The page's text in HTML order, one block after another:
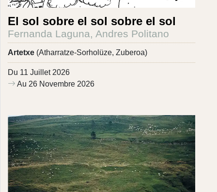
El sol sobre el sol sobre el sol
Fernanda Laguna, Andres Politano
Artetxe (Atharratze-Sorholüze, Zuberoa)
Du 11 Juillet 2026
Au 26 Novembre 2026